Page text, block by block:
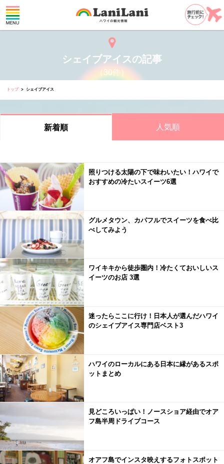
シェイブアイスの記事
（30件）
トップ シェイブアイス
新着順 人気順
照りつける太陽の下で味わいたい！ハワイで
おすすめの冷たいスイーツ6選
グルメタウン、カパフルでスイーツを食べ比
べしてみよう
ワイキキから徒歩圏内！冷たくておいしいス
イーツのお店 3選
迷ったらここに行け！日本人が選んだハワイ
のシェイブアイス専門店ベスト3
ハワイのローカルにある日本に縁があるスポ
ットまとめ
見どころいっぱい！ノースショア経由でオア
フ島半周ドライブコース
オアフ島でインスタ映えするフォトスポット